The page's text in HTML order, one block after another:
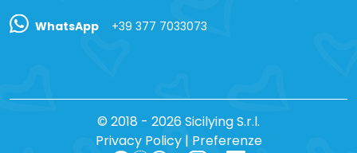
WhatsApp +39 377 7033073
© 2018 - 2026 Sicilying S.r.l.
Privacy Policy| Preferenze